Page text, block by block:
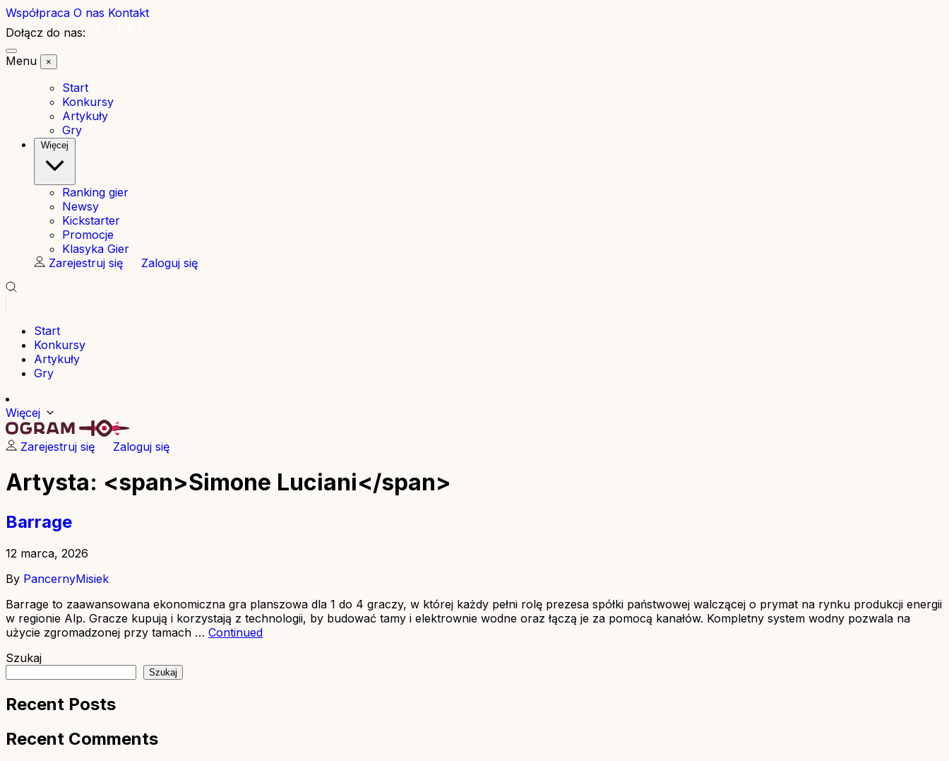
Współpraca O nas Kontakt
Dołącz do nas:
Menu
×
Start
Konkursy
Artykuły
Gry
Więcej
Ranking gier
Newsy
Kickstarter
Promocje
Klasyka Gier
Zarejestruj się
Zaloguj się
Start
Konkursy
Artykuły
Gry
Więcej
Zarejestruj się Zaloguj się
Artysta: <span>Simone Luciani</span>
Barrage
12 marca, 2026
By PancernyMisiek
Barrage to zaawansowana ekonomiczna gra planszowa dla 1 do 4 graczy, w której każdy pełni rolę prezesa spółki państwowej walczącej o prymat na rynku produkcji energii
w regionie Alp. Gracze kupują i korzystają z technologii, by budować tamy i elektrownie wodne oraz łączą je za pomocą kanałów. Kompletny system wodny pozwala na
użycie zgromadzonej przy tamach … Continued
Szukaj
Szukaj
Recent Posts
Recent Comments